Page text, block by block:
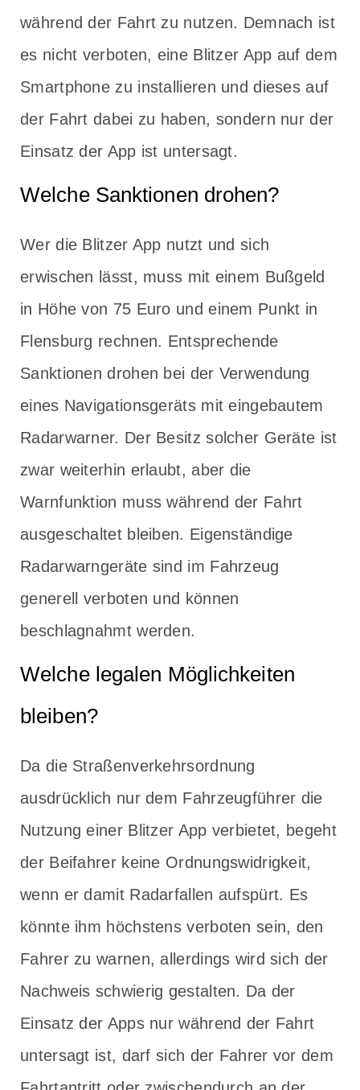
während der Fahrt zu nutzen. Demnach ist
es nicht verboten, eine Blitzer App auf dem
Smartphone zu installieren und dieses auf
der Fahrt dabei zu haben, sondern nur der
Einsatz der App ist untersagt.
Welche Sanktionen drohen?
Wer die Blitzer App nutzt und sich
erwischen lässt, muss mit einem Bußgeld
in Höhe von 75 Euro und einem Punkt in
Flensburg rechnen. Entsprechende
Sanktionen drohen bei der Verwendung
eines Navigationsgeräts mit eingebautem
Radarwarner. Der Besitz solcher Geräte ist
zwar weiterhin erlaubt, aber die
Warnfunktion muss während der Fahrt
ausgeschaltet bleiben. Eigenständige
Radarwarngeräte sind im Fahrzeug
generell verboten und können
beschlagnahmt werden.
Welche legalen Möglichkeiten
bleiben?
Da die Straßenverkehrsordnung
ausdrücklich nur dem Fahrzeugführer die
Nutzung einer Blitzer App verbietet, begeht
der Beifahrer keine Ordnungswidrigkeit,
wenn er damit Radarfallen aufspürt. Es
könnte ihm höchstens verboten sein, den
Fahrer zu warnen, allerdings wird sich der
Nachweis schwierig gestalten. Da der
Einsatz der Apps nur während der Fahrt
untersagt ist, darf sich der Fahrer vor dem